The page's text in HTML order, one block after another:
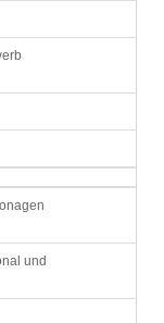
und